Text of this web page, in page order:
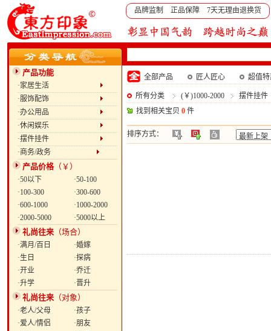
品牌监制 正品保障 7天无理由退换货
产品功能
·家居生活
·服饰配饰
·办公用品
·休闲娱乐
·摆件挂件
·商务/政务
产品价格（￥）
·50以下
·50-100
·100-300
·300-600
·600-1000
·1000-2000
·2000-5000
·5000以上
礼尚往来 （场合）
·满月/百日
·婚嫁
·生日
·探病
·开业
·乔迁
·升学
·晋升
礼尚往来 （对象）
·老人/父母
·孩子
·爱人/情侣
·朋友
全部产品 匠人匠心 超值
所有分类 (￥)1000-2000
摆件挂件
找到相关宝贝 0 件
排序方式：